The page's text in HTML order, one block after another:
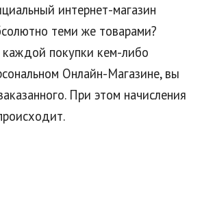
интернет-магазин
теми же товарами?
каждой покупки кем-либо
Онлайн-Магазине, вы
При этом начисления